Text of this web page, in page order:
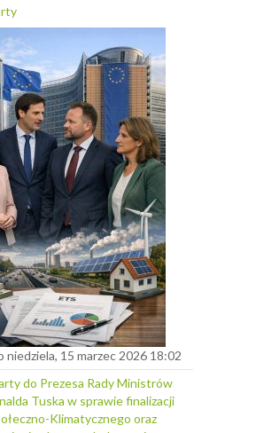
niedziela, 15 marzec 2026 18:02
do Prezesa Rady Ministrów
Tuska w sprawie finalizacji
Klimatycznego oraz